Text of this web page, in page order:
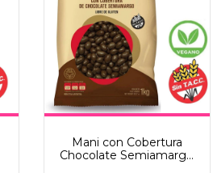
Mani con Cobertura
Chocolate Semiamargo